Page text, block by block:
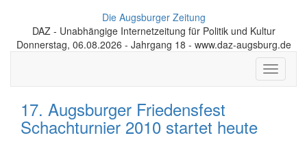
Die Augsburger Zeitung
DAZ - Unabhängige Internetzeitung für Politik und Kultur
Donnerstag, 06.08.2026 - Jahrgang 18 - www.daz-augsburg.de
Toggle
17. Augsburger Friedensfest
Schachturnier 2010 startet heute